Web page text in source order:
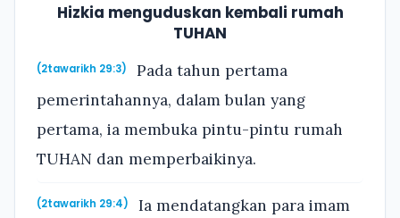
Hizkia menguduskan kembali rumah
TUHAN
(2tawarikh 29:3)
Pada tahun pertama
pemerintahannya, dalam bulan yang
pertama, ia membuka pintu-pintu rumah
TUHAN dan memperbaikinya.
(2tawarikh 29:4)
Ia mendatangkan para imam